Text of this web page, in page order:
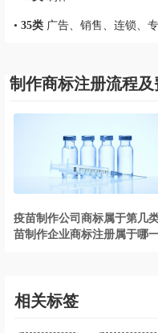
• 35类 广告、销售、连锁、
制作商标注册流程及
疫苗制作公司商标属于第几
苗制作企业商标注册属于哪
相关标签